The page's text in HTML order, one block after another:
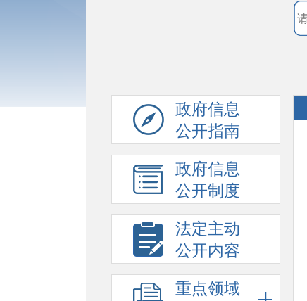
政府信息
公开指南
政府信息
公开制度
法定主动
公开内容
重点领域